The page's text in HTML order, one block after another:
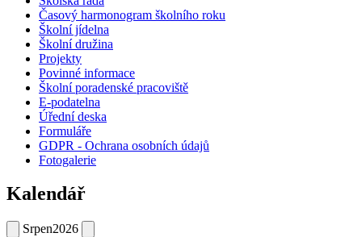
Časový harmonogram školního roku
Školní jídelna
Školní družina
Projekty
Povinné informace
Školní poradenské pracoviště
E-podatelna
Úřední deska
Formuláře
GDPR - Ochrana osobních údajů
Fotogalerie
Kalendář
Srpen2026